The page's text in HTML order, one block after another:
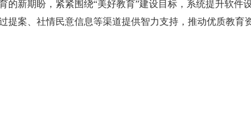
新期盼，紧紧围绕“美好教育”建设目标，系统提升软
案、社情民意信息等渠道提供智力支持，推动优质教育